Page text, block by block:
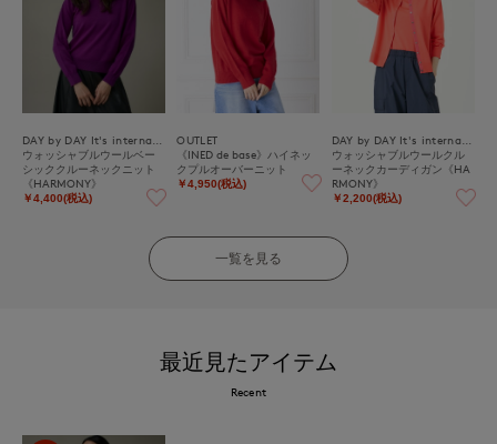
ウォッシャブルウールベー
シッククルーネックニット
《HARMONY》
￥4,400(税込)
OUTLET
《INED de base》ハイネッ
クプルオーバーニット
￥4,950(税込)
ウォッシャブルウールクル
ーネックカーディガン《HA
RMONY》
￥2,200(税込)
一覧を見る
最近見たアイテム
Recent